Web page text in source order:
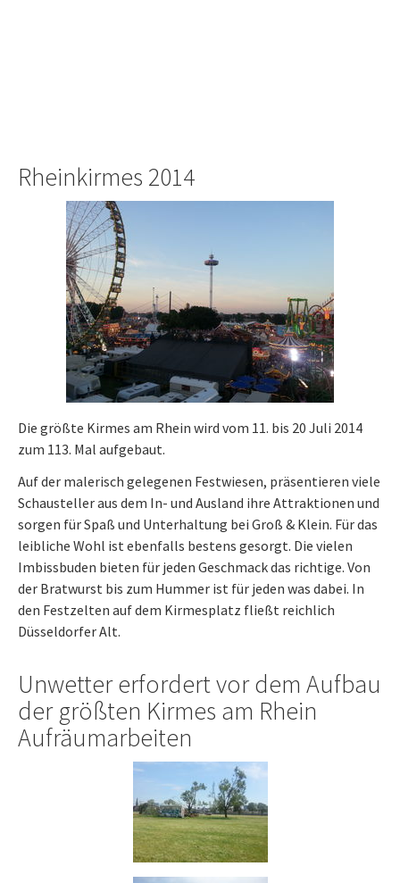
Rheinkirmes 2014
Die größte Kirmes am Rhein wird vom 11. bis 20 Juli 2014
zum 113. Mal aufgebaut.
Auf der malerisch gelegenen Festwiesen, präsentieren viele
Schausteller aus dem In- und Ausland ihre Attraktionen und
sorgen für Spaß und Unterhaltung bei Groß & Klein. Für das
leibliche Wohl ist ebenfalls bestens gesorgt. Die vielen
Imbissbuden bieten für jeden Geschmack das richtige. Von
der Bratwurst bis zum Hummer ist für jeden was dabei. In
den Festzelten auf dem Kirmesplatz fließt reichlich
Düsseldorfer Alt.
Unwetter erfordert vor dem Aufbau
der größten Kirmes am Rhein
Aufräumarbeiten